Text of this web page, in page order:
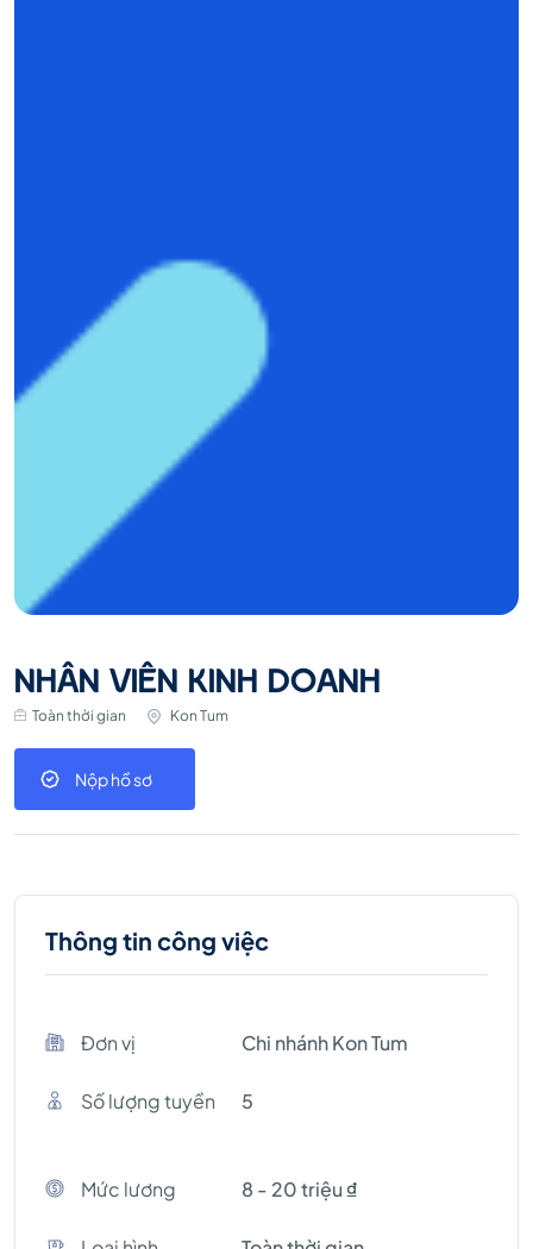
NHÂN VIÊN KINH DOANH
Toàn thời gian Kon Tum
Nộp hồ sơ
Thông tin công việc
Đơn vị Chi nhánh Kon Tum
Số lượng tuyền 5
Mức lương 8 - 20 triệu ₫